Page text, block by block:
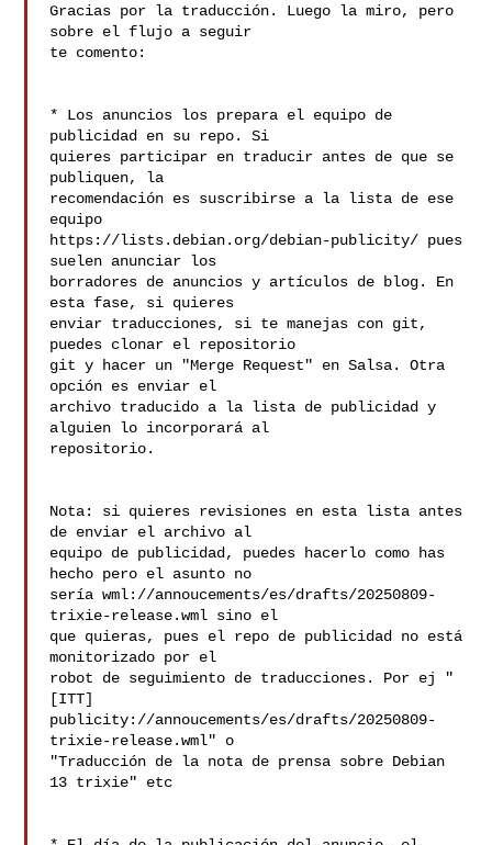
Gracias por la traducción. Luego la miro, pero
sobre el flujo a seguir
te comento:
* Los anuncios los prepara el equipo de
publicidad en su repo. Si
quieres participar en traducir antes de que se
publiquen, la
recomendación es suscribirse a la lista de ese
equipo
https://lists.debian.org/debian-publicity/ pues
suelen anunciar los
borradores de anuncios y artículos de blog. En
esta fase, si quieres
enviar traducciones, si te manejas con git,
puedes clonar el repositorio
git y hacer un "Merge Request" en Salsa. Otra
opción es enviar el
archivo traducido a la lista de publicidad y
alguien lo incorporará al
repositorio.
Nota: si quieres revisiones en esta lista antes
de enviar el archivo al
equipo de publicidad, puedes hacerlo como has
hecho pero el asunto no
sería wml://annoucements/es/drafts/20250809-
trixie-release.wml sino el
que quieras, pues el repo de publicidad no está
monitorizado por el
robot de seguimiento de traducciones. Por ej "
[ITT]
publicity://annoucements/es/drafts/20250809-
trixie-release.wml" o
"Traducción de la nota de prensa sobre Debian
13 trixie" etc